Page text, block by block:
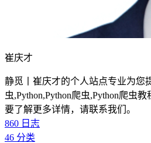
崔庆才
静觅丨崔庆才的个人站点专业为您
虫,Python,Python爬虫,Python爬虫
要了解更多详情，请联系我们。
860 日志
46 分类